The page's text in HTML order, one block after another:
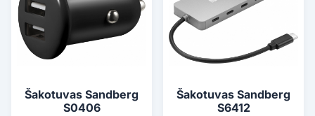
Šakotuvas Sandberg
S0406
Šakotuvas Sandberg
S6412